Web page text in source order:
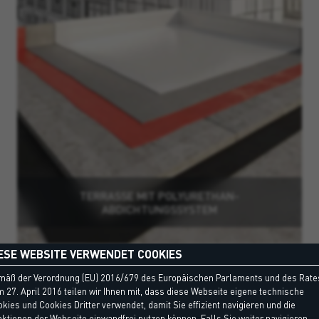
TERRASSE MIT POLYURETHAN-
ABDICHTUNGSSYSTEM
WEBSITE VERWENDET COOKIES
der Verordnung (EU) 2016/679 des Europäischen Parlaments und des
27. April 2016 teilen wir Ihnen mit, dass diese Webseite eigene technische
und Cookies Dritter verwendet, damit Sie effizient navigieren und die